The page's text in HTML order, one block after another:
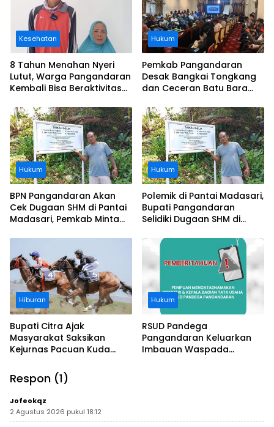
Kesehatan
8 Tahun Menahan Nyeri
Lutut, Warga Pangandaran
Kembali Bisa Beraktivitas
Ditanggung BPJS
Hukum
Pemkab Pangandaran
Desak Bangkai Tongkang
dan Ceceran Batu Bara
Buruknya Koordinasi
Perusahaan
Hukum
BPN Pangandaran Akan
Cek Dugaan SHM di Pantai
Madasari, Pemkab Minta
Hukum
Polemik di Pantai Madasari,
Bupati Pangandaran
Selidiki Dugaan SHM di
Pantai
Hiburan
Bupati Citra Ajak
Masyarakat Saksikan
Kejurnas Pacuan Kuda
Legokjawa
Hukum
RSUD Pandega
Pangandaran Keluarkan
Imbauan Waspada
Respon (1)
Jofeokqz
2 Agustus 2026 pukul 18:12